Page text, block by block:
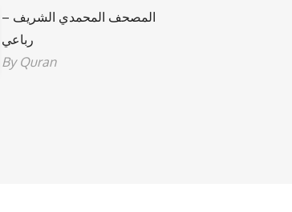
المصحف المحمدي الشريف –
رباعي
By Quran